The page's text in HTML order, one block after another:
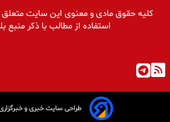
کلیه حقوق مادی و معنوی این سایت متعلق
استفاده از مطالب با ذکر منبع
طراحی سایت خبری و